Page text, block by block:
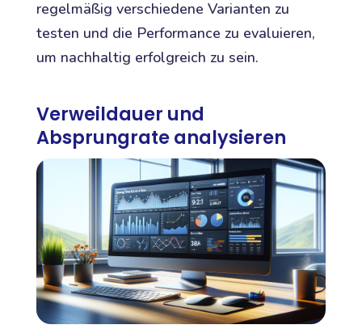
regelmäßig verschiedene Varianten zu
testen und die Performance zu evaluieren,
um nachhaltig erfolgreich zu sein.
Verweildauer und
Absprungrate analysieren